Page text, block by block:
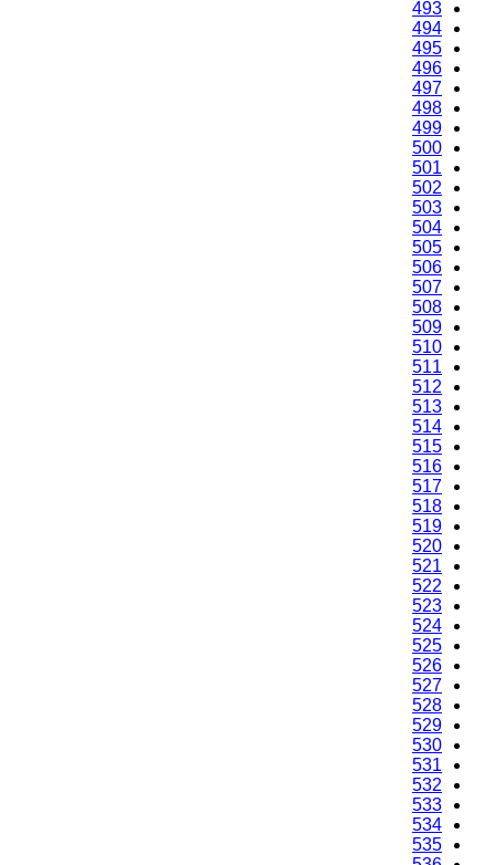
493
494
495
496
497
498
499
500
501
502
503
504
505
506
507
508
509
510
511
512
513
514
515
516
517
518
519
520
521
522
523
524
525
526
527
528
529
530
531
532
533
534
535